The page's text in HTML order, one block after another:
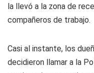
la llevó a la zona de
compañeros de trabajo.
Casi al instante, los
decidieron llamar a la